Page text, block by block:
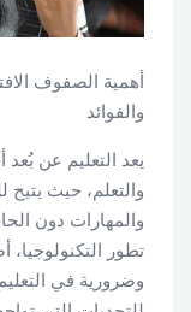
أهمية الصفوف
والفوائد
يعد التعليم عن
والتعلم، حيث
والمهارات دون
تطور
وضرورية في